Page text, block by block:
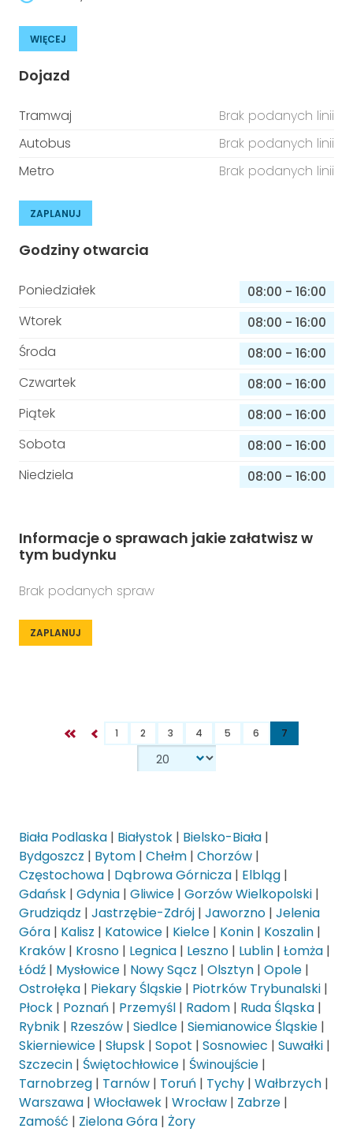
WIĘCEJ
Dojazd
Tramwaj
Brak podanych linii
Autobus
Brak podanych linii
Metro
Brak podanych linii
ZAPLANUJ
Godziny otwarcia
Poniedziałek 08:00 - 16:00
Wtorek
08:00 - 16:00
Środa
08:00 - 16:00
Czwartek
08:00 - 16:00
Piątek
08:00 - 16:00
Sobota
08:00 - 16:00
Niedziela
08:00 - 16:00
Informacje o sprawach jakie załatwisz w
tym budynku
Brak podanych spraw
ZAPLANUJ
1 2 3 4 5 6 7
Biała Podlaska | Białystok | Bielsko-Biała |
Bydgoszcz | Bytom | Chełm | Chorzów |
Częstochowa | Dąbrowa Górnicza | Elbląg |
Gdańsk | Gdynia | Gliwice | Gorzów Wielkopolski |
Grudziądz | Jastrzębie-Zdrój | Jaworzno | Jelenia
Góra | Kalisz | Katowice | Kielce | Konin | Koszalin |
Kraków | Krosno | Legnica | Leszno | Lublin | Łomża |
Łódź | Mysłowice | Nowy Sącz | Olsztyn | Opole |
Ostrołęka | Piekary Śląskie | Piotrków Trybunalski |
Płock | Poznań | Przemyśl | Radom | Ruda Śląska |
Rybnik | Rzeszów | Siedlce | Siemianowice Śląskie |
Skierniewice | Słupsk | Sopot | Sosnowiec | Suwałki |
Szczecin | Świętochłowice | Świnoujście |
Tarnobrzeg | Tarnów | Toruń | Tychy | Wałbrzych |
Warszawa | Włocławek | Wrocław | Zabrze |
Zamość | Zielona Góra | Żory